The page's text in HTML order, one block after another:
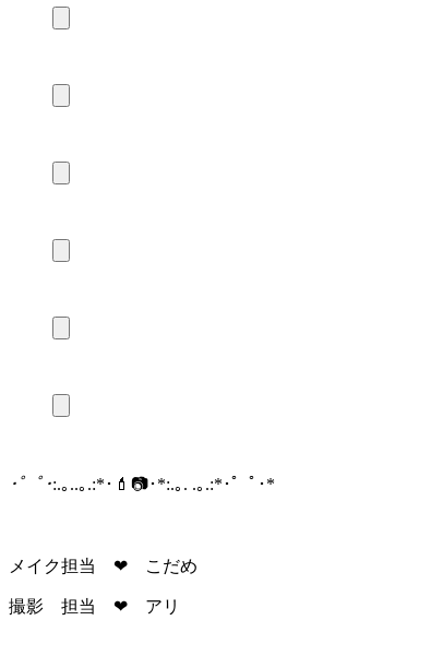
･゜ﾟ･:.｡..｡.:*･💄📷･*:.｡. .｡.:*･゜ﾟ･*
メイク担当 ❤︎ こだめ
撮影 担当 ❤︎ アリ